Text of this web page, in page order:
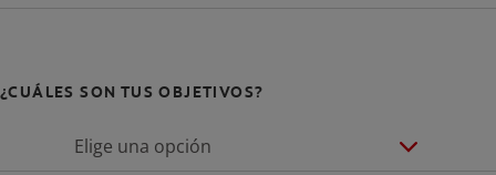
¿CUÁLES SON TUS OBJETIVOS?
Elige una opción